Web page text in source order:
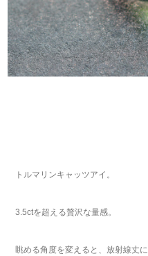
トルマリンキャッツアイ。
3.5ctを超える贅沢な量感。
眺める角度を変えると、放射線丈に